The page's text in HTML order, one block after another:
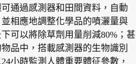
通過感測器和田間資料，自動
相應地調整化學品的噴灑量與
可以將除草劑用量削減80% ；甚
品中，搭載感測器的生物識別
24小時監測人體重要體征參數，